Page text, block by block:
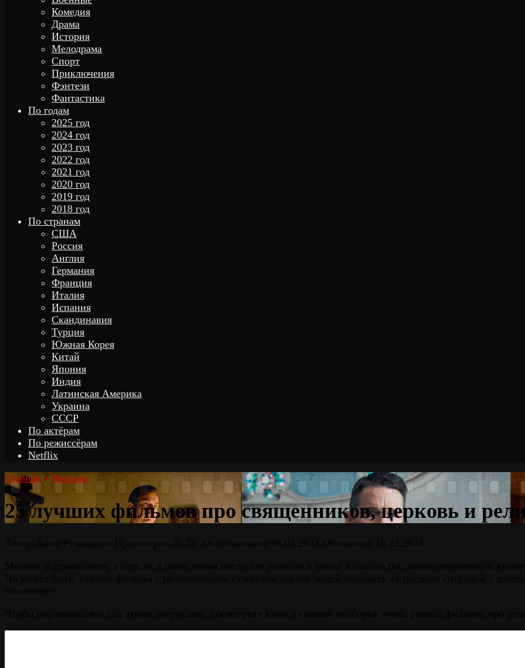
Комедия
Драма
История
Мелодрама
Спорт
Приключения
Фэнтези
Фантастика
По годам
2025 год
2024 год
2023 год
2022 год
2021 год
2020 год
2019 год
2018 год
По странам
США
Россия
Англия
Германия
Франция
Италия
Испания
Скандинавия
Турция
Южная Корея
Китай
Япония
Индия
Латинская Америка
Украина
СССР
По актёрам
По режиссёрам
Netflix
Главная » Фильмы
25 лучших фильмов про священников, церковь и